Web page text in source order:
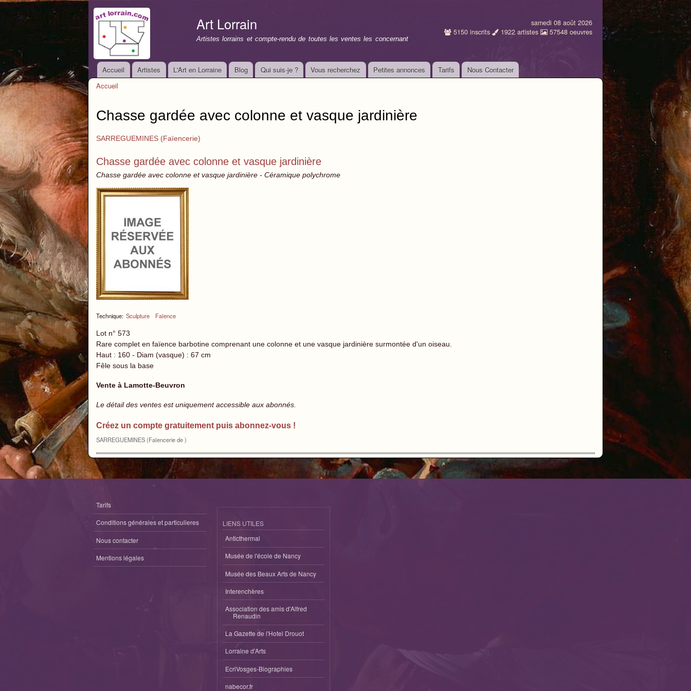
Art Lorrain
Artistes lorrains et compte-rendu de toutes les ventes les concernant
samedi 08 août 2026
5150 inscrits 1922 artistes 57548 oeuvres
Menu principal
Accueil Artistes L'Art en Lorraine Blog Qui suis-je ? Vous recherchez Petites annonces Tarifs Nous Contacter
Accueil
Chasse gardée avec colonne et vasque jardinière
SARREGUEMINES (Faïencerie)
Chasse gardée avec colonne et vasque jardinière
Chasse gardée avec colonne et vasque jardinière - Céramique polychrome
Technique: Sculpture Faïence
Lot n° 573
Rare complet en faïence barbotine comprenant une colonne et une vasque jardinière surmontée d'un oiseau.
Haut : 160 - Diam (vasque) : 67 cm
Fêle sous la base
Vente à Lamotte-Beuvron
Le détail des ventes est uniquement accessible aux abonnés.
Créez un compte gratuitement puis abonnez-vous !
SARREGUEMINES (Faïencerie de )
Tarifs
Conditions générales et particulieres
Nous contacter
Mentions légales
LIENS UTILES
Anticthermal
Musée de l'école de Nancy
Musée des Beaux Arts de Nancy
Interenchères
Association des amis d'Alfred
Renaudin
La Gazette de l'Hotel Drouot
Lorraine d'Arts
EcriVosges-Biographies
nabecor.fr